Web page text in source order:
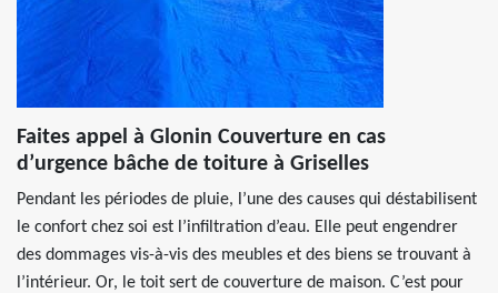
Faites appel à Glonin Couverture en cas
d’urgence bâche de toiture à Griselles
Pendant les périodes de pluie, l’une des causes qui déstabilisent
le confort chez soi est l’infiltration d’eau. Elle peut engendrer
des dommages vis-à-vis des meubles et des biens se trouvant à
l’intérieur. Or, le toit sert de couverture de maison. C’est pour